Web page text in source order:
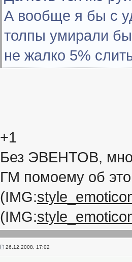
А вообще я бы с
толпы умирали
не жалко 5%
+1
Без ЭВЕНТОВ,
ГМ помоему об
(IMG:
(IMG:
26.12.2008, 17:02